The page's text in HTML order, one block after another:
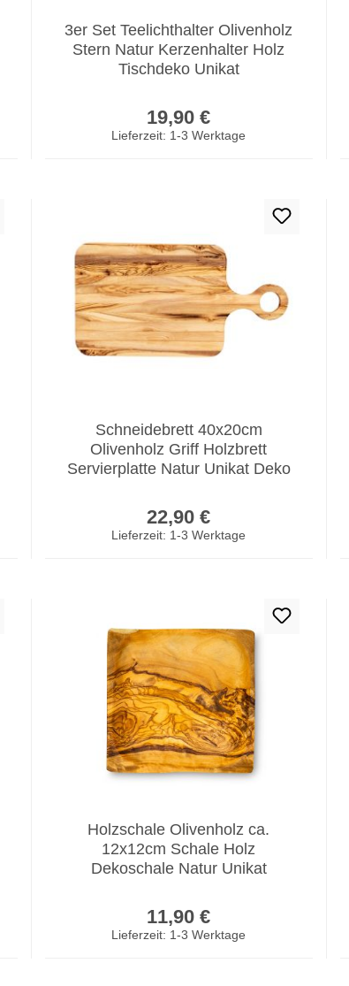
3er Set Teelichthalter Olivenholz
Stern Natur Kerzenhalter Holz
Tischdeko Unikat
19,90 €
Lieferzeit: 1-3 Werktage
Schneidebrett 40x20cm
Olivenholz Griff Holzbrett
Servierplatte Natur Unikat Deko
22,90 €
Lieferzeit: 1-3 Werktage
Holzschale Olivenholz ca.
12x12cm Schale Holz
Dekoschale Natur Unikat
11,90 €
Lieferzeit: 1-3 Werktage